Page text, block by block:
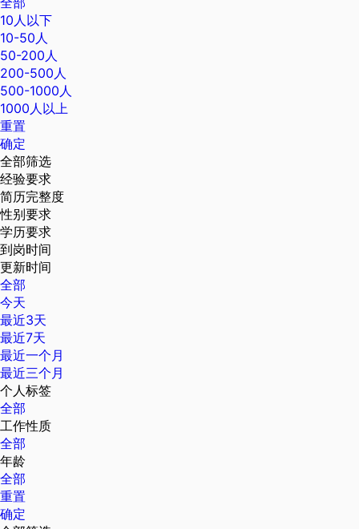
10人以下
10-50人
50-200人
200-500人
500-1000人
1000人以上
重置
确定
全部筛选
经验要求
简历完整度
性别要求
学历要求
到岗时间
更新时间
全部
今天
最近3天
最近7天
最近一个月
最近三个月
个人标签
全部
工作性质
全部
年龄
全部
重置
确定